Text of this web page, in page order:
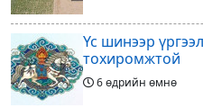
Үс шинээр
тохиромжтой
6 өдрийн өмнө